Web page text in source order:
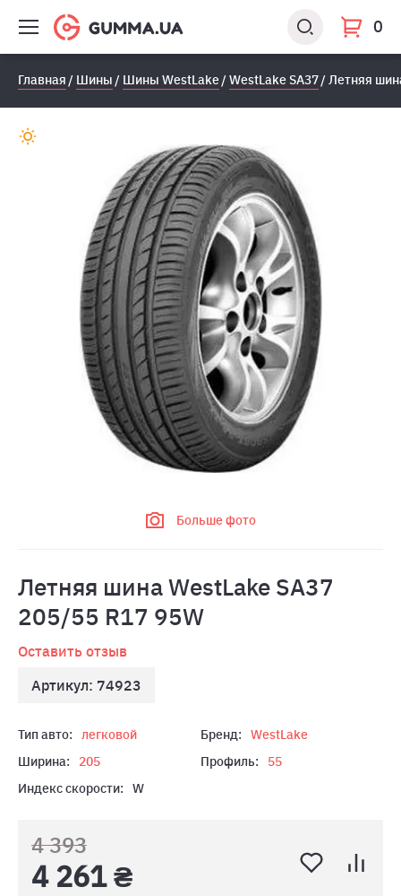
0
Главная Шины Шины WestLake WestLake SA37 Летняя
Больше фото
Летняя шина WestLake SA37
205/55 R17 95W
Оставить отзыв
Артикул: 74923
Тип авто: легковой Бренд:
WestLake
Ширина:
205 Профиль:
55
Индекс скорости:
W
4 393
4 261 ₴